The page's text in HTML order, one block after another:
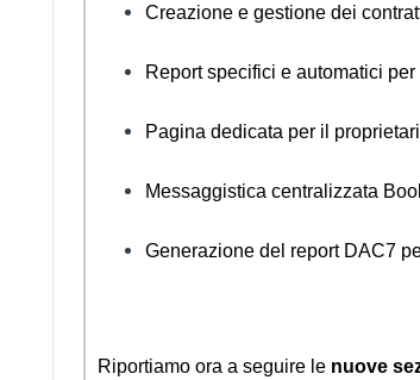
Creazione e gestione dei
Report specifici e automatici
Pagina dedicata per il
Messaggistica centralizzata
Generazione del report DAC7
Riportiamo ora a seguire le nuove